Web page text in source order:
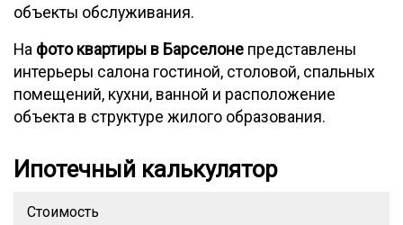
объекты обслуживания.
На фото квартиры в Барселоне представлены
интерьеры салона гостиной, столовой, спальных
помещений, кухни, ванной и расположение
объекта в структуре жилого образования.
Ипотечный калькулятор
Стоимость